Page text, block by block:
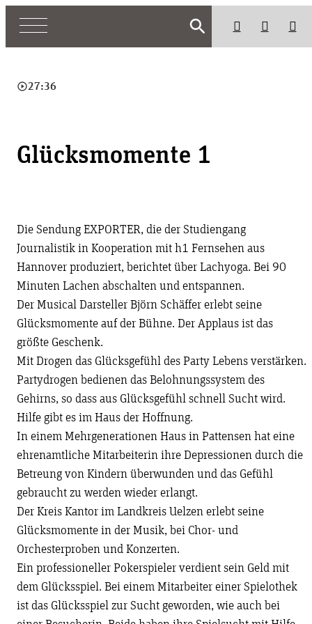
search
play_circle_outline27:36
Glücksmomente 1
Die Sendung EXPORTER, die der Studiengang
Journalistik in Kooperation mit h1 Fernsehen aus
Hannover produziert, berichtet über Lachyoga. Bei 90
Minuten Lachen abschalten und entspannen.
Der Musical Darsteller Björn Schäffer erlebt seine
Glücksmomente auf der Bühne. Der Applaus ist das
größte Geschenk.
Mit Drogen das Glücksgefühl des Party Lebens verstärken.
Partydrogen bedienen das Belohnungssystem des
Gehirns, so dass aus Glücksgefühl schnell Sucht wird.
Hilfe gibt es im Haus der Hoffnung.
In einem Mehrgenerationen Haus in Pattensen hat eine
ehrenamtliche Mitarbeiterin ihre Depressionen durch die
Betreung von Kindern überwunden und das Gefühl
gebraucht zu werden wieder erlangt.
Der Kreis Kantor im Landkreis Uelzen erlebt seine
Glücksmomente in der Musik, bei Chor- und
Orchesterproben und Konzerten.
Ein professioneller Pokerspieler verdient sein Geld mit
dem Glücksspiel. Bei einem Mitarbeiter einer Spielothek
ist das Glücksspiel zur Sucht geworden, wie auch bei